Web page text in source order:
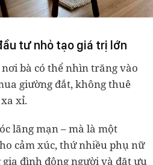
tư nhỏ tạo giá trị lớn
bà có thể nhìn trăng vào
giường đắt, không thuê
xỉ.
lãng mạn – mà là một
cảm xúc, thứ nhiều phụ nữ
đình đông người và đặt ưu